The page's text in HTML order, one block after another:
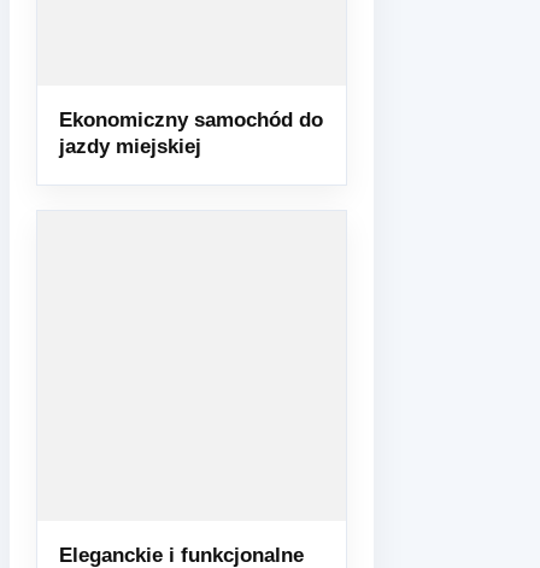
Ekonomiczny samochód do
jazdy miejskiej
Eleganckie i funkcjonalne